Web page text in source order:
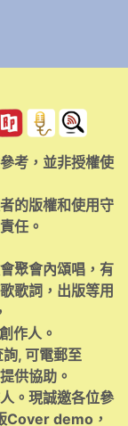
考，並非授權使
的版權和使用守
任。
聚會內頌唱，有
歌詞，出版等用
作人。
, 可電郵至
供協助。
。現誠邀各位參
Cover demo，